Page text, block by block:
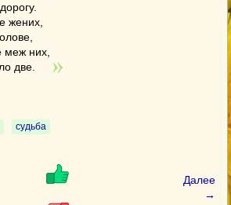
жених,
меж них,
две.
судьба
Далее
→